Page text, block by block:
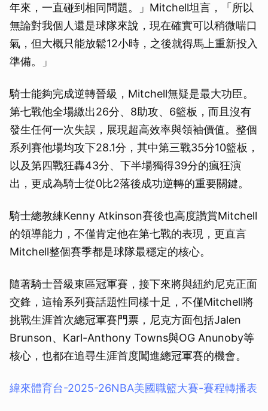
年來，一直碰到相同問題。」Mitchell坦言，「所以
無論對我個人還是球隊來說，現在確實可以稍微喘口
氣，但大概只能放鬆12小時，之後就得馬上重新投入
準備。」
騎士能夠完成逆轉晉級，Mitchell無疑是最大功臣。
第七戰他全場繳出26分、8助攻、6籃板，而且沒有
發生任何一次失誤，展現超高效率與領袖價值。整個
系列賽他場均攻下28.1分，其中第三戰35分10籃板，
以及第四戰狂轟43分、下半場獨得39分的瘋狂演
出，更成為騎士從0比2落後成功逆轉的重要關鍵。
騎士總教練Kenny Atkinson賽後也高度讚賞Mitchell
的領導能力，不僅肯定他在第七戰的表現，更直言
Mitchell整個賽季都是球隊最穩定的核心。
隨著騎士晉級東區冠軍賽，接下來將與紐約尼克正面
交鋒，這輪系列賽話題性同樣十足，不僅Mitchell將
挑戰生涯首次總冠軍賽門票，尼克方面包括Jalen
Brunson、Karl-Anthony Towns與OG Anunoby等
核心，也都在追尋生涯首度闖進總冠軍賽的機會。
緯來體育台-2025-26NBA美國職籃大賽-賽程轉播表